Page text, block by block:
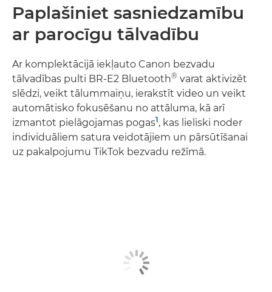
Paplašiniet sasniedzamību
ar parocīgu tālvadību
Ar komplektācijā iekļauto Canon bezvadu
tālvadības pulti BR-E2 Bluetooth® varat aktivizēt
slēdzi, veikt tālummaiņu, ierakstīt video un veikt
automātisko fokusēšanu no attāluma, kā arī
izmantot pielāgojamas pogas1, kas lieliski noder
individuāliem satura veidotājiem un pārsūtīšanai
uz pakalpojumu TikTok bezvadu režīmā.